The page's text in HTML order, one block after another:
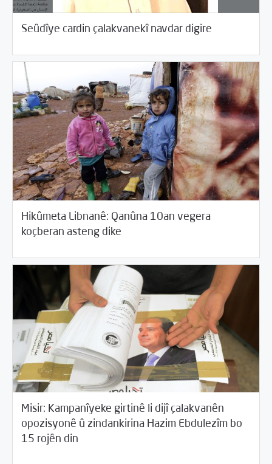
Seûdîye cardin çalakvanekî navdar digire
Hikûmeta Libnanê: Qanûna 10an vegera
koçberan asteng dike
29/2018 Cîhana Erebî/Rotator
Misir: Kampanîyeke girtinê li dijî çalakvanên
opozisyonê û zindankirina Hazim Ebdulezîm bo
15 rojên din
29/2018 Cîhana Erebî/Rotator